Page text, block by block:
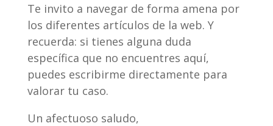
Te invito a navegar de forma amena por
los diferentes artículos de la web. Y
recuerda: si tienes alguna duda
específica que no encuentres aquí,
puedes escribirme directamente para
valorar tu caso.
Un afectuoso saludo,